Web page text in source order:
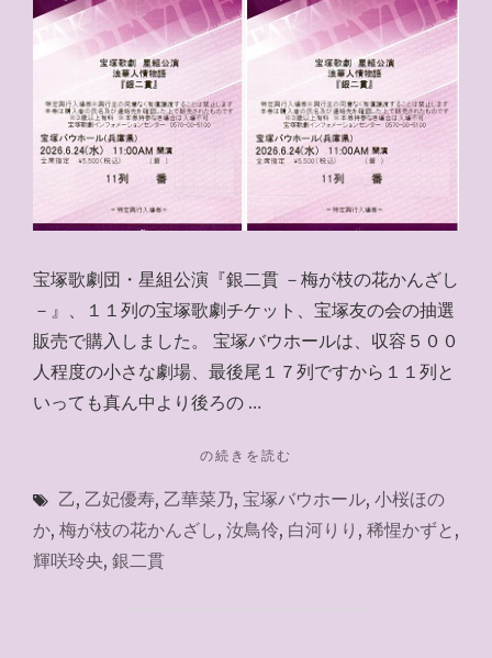
宝塚歌劇団・星組公演『銀二貫 －梅が枝の花かんざし
－』、１１列の宝塚歌劇チケット、宝塚友の会の抽選
販売で購入しました。 宝塚バウホールは、収容５００
人程度の小さな劇場、最後尾１７列ですから１１列と
いっても真ん中より後ろの …
"銀
貫
11
の続きを読む
乙, 乙妃優寿, 乙華菜乃, 宝塚バウホール, 小桜ほの
か, 梅が枝の花かんざし, 汝鳥伶, 白河りり , 稀惺かずと ,
輝咲玲央, 銀二貫